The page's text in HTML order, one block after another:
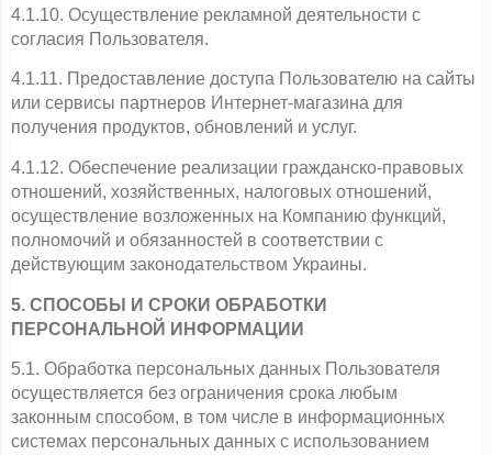
4.1.10. Осуществление рекламной деятельности с
согласия Пользователя.
4.1.11. Предоставление доступа Пользователю на сайты
или сервисы партнеров Интернет-магазина для
получения продуктов, обновлений и услуг.
4.1.12. Обеспечение реализации гражданско-правовых
отношений, хозяйственных, налоговых отношений,
осуществление возложенных на Компанию функций,
полномочий и обязанностей в соответствии с
действующим законодательством Украины.
5. СПОСОБЫ И СРОКИ ОБРАБОТКИ
ПЕРСОНАЛЬНОЙ ИНФОРМАЦИИ
5.1. Обработка персональных данных Пользователя
осуществляется без ограничения срока любым
законным способом, в том числе в информационных
системах персональных данных с использованием